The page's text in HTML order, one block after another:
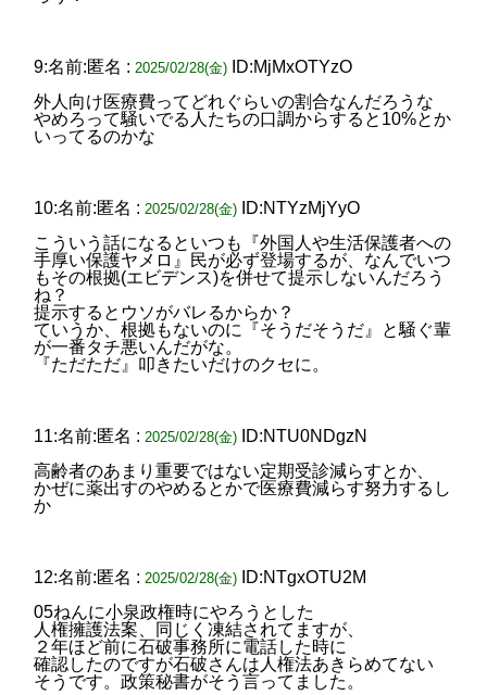
9:名前:匿名 : 2025/02/28(金)
ID:MjMxOTYzO
外人向け医療費ってどれぐらいの割合なんだろうな
やめろって騒いでる人たちの口調からすると10%とか
いってるのかな
10:名前:匿名 : 2025/02/28(金)
ID:NTYzMjYyO
こういう話になるといつも『外国人や生活保護者への
手厚い保護ヤメロ』民が必ず登場するが、なんでいつ
もその根拠(エビデンス)を併せて提示しないんだろう
ね？
提示するとウソがバレるからか？
ていうか、根拠もないのに『そうだそうだ』と騒ぐ輩
が一番タチ悪いんだがな。
『ただただ』叩きたいだけのクセに。
11:名前:匿名 : 2025/02/28(金)
ID:NTU0NDgzN
高齢者のあまり重要ではない定期受診減らすとか、
かぜに薬出すのやめるとかで医療費減らす努力するし
か
12:名前:匿名 : 2025/02/28(金)
ID:NTgxOTU2M
05ねんに小泉政権時にやろうとした
人権擁護法案、同じく凍結されてますが、
２年ほど前に石破事務所に電話した時に
確認したのですが石破さんは人権法あきらめてない
そうです。政策秘書がそう言ってました。